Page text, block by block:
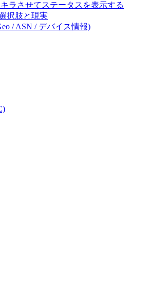
ラさせてステータスを表示する
択肢と現実
/ ASN / デバイス情報)